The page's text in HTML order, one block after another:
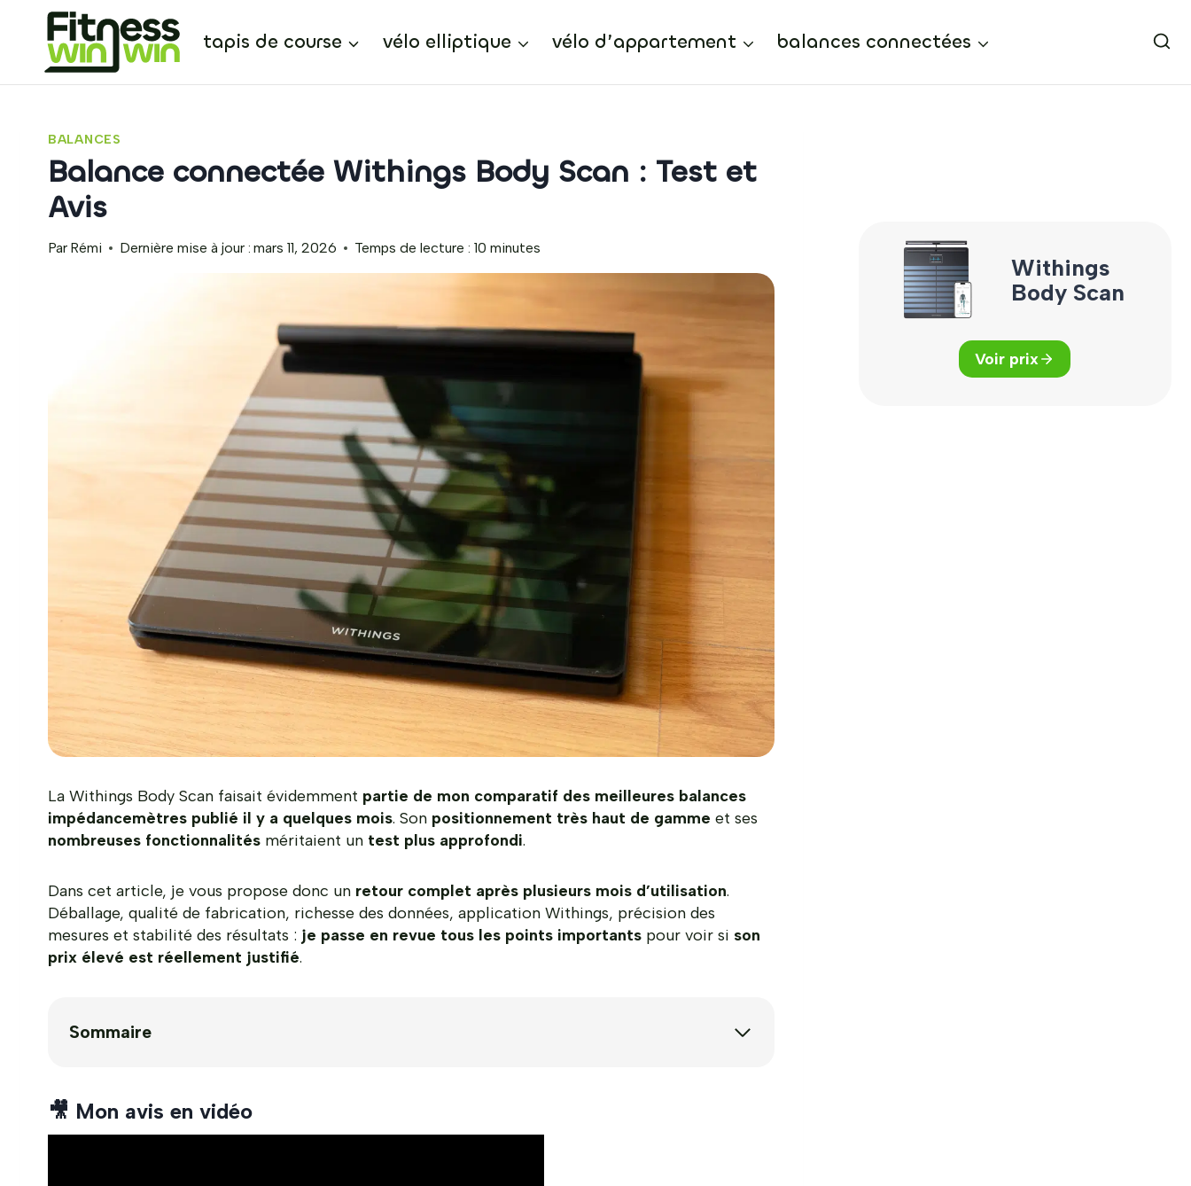
contenu
tapis de course vélo elliptique vélo d’appartement balances connectées
BALANCES
Balance connectée Withings Body Scan : Test et
Avis
Par Rémi Dernière mise à jour : mars 11, 2026 Temps de lecture : 10minutes
La Withings Body Scan faisait évidemment partie de mon comparatif des meilleures balances
impédancemètres publié il y a quelques mois. Son positionnement très haut de gamme et ses
nombreuses fonctionnalités méritaient un test plus approfondi.
Dans cet article, je vous propose donc un retour complet après plusieurs mois d’utilisation.
Déballage, qualité de fabrication, richesse des données, application Withings, précision des
mesures et stabilité des résultats : je passe en revue tous les points importants pour voir si son
prix élevé est réellement justifié.
Sommaire
🎥 Mon avis en vidéo
Withings
Body Scan
Voir prix